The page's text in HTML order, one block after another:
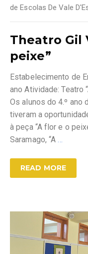
de Escolas De Vale
Theatro Gil
peixe”
Estabelecimento de
ano Atividade: Teatro
Os alunos do 4.º ano
tiveram a
à peça “A flor e o
Saramago, “A…
READ MORE